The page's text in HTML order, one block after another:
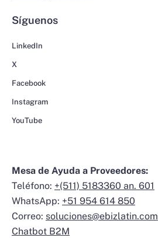
Síguenos
LinkedIn
X
Facebook
Instagram
YouTube
Mesa de Ayuda a Proveedores:
Teléfono: +(511) 5183360 an. 601
WhatsApp: +51 954 614 850
Correo: soluciones@ebizlatin.com
Chatbot B2M